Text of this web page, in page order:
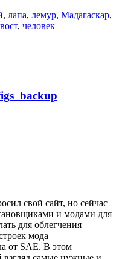
, лапа, лемур, Мадагаскар,
, человек
свой сайт, но сейчас
и модами для
для облегчения
мода
от SAE. В этом